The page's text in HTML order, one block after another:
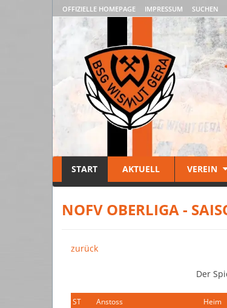
OFFIZIELLE HOMEPAGE IMPRESSUM SUCHEN
START AKTUELL VEREIN
NOFV OBERLIGA -
zurück
Der
ST Anstoss Heim